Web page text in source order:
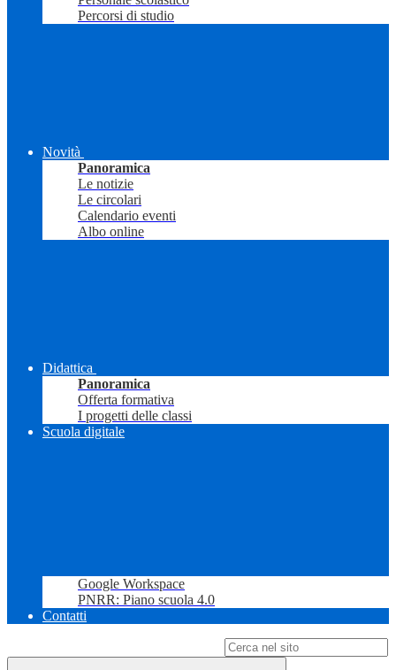
Percorsi di studio
Novità
Panoramica
Le notizie
Le circolari
Calendario eventi
Albo online
Didattica
Panoramica
Offerta formativa
I progetti delle classi
Scuola digitale
Google Workspace
PNRR: Piano scuola 4.0
Contatti